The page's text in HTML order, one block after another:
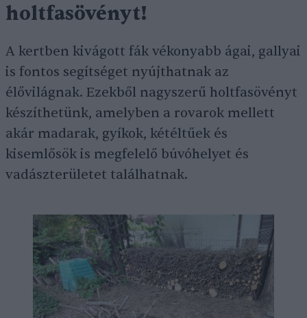
holtfasövényt!
A kertben kivágott fák vékonyabb ágai, gallyai
is fontos segítséget nyújthatnak az
élővilágnak. Ezekből nagyszerű holtfasövényt
készíthetünk, amelyben a rovarok mellett
akár madarak, gyíkok, kétéltűek és
kisemlősök is megfelelő búvóhelyet és
vadászterületet találhatnak.